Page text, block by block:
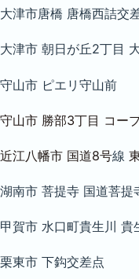
大津市唐橋 唐橋西詰交
大津市 朝日が丘2丁目
守山市 ピエリ守山前
守山市 勝部3丁目 コー
近江八幡市 国道8号線
湖南市 菩提寺 国道菩提
甲賀市 水口町貴生川 貴
栗東市 下鈎交差点